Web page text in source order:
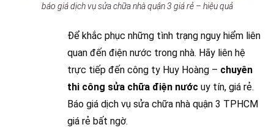
báo giá dịch vụ sửa chữa nhà quận 3 giá rẻ – hiệu quả
Để khắc phục những tình trạng nguy hiểm liên
quan đến điện nước trong nhà. Hãy liên hệ
trực tiếp đến công ty Huy Hoàng – chuyên
thi công sửa chữa điện nước uy tín, giá rẻ.
Báo giá dịch vụ sửa chữa nhà quận 3 TPHCM
giá rẻ bất ngờ.